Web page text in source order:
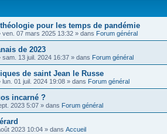
pour les temps de pandémie
ven. 07 mars 2025 13:32 » dans Forum général
de 2023
sam. 13 juil. 2024 16:37 » dans Forum général
de saint Jean le Russe
lun. 01 juil. 2024 19:08 » dans Forum général
incarné ?
2023 5:07 » dans Forum général
2023 10:04 » dans Accueil